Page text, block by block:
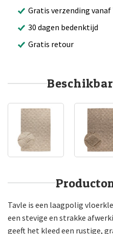
Gratis verzending vanaf
30 dagen bedenktijd
Gratis retour
Tavle is een laagpolig
een stevige en strakke
geeft het kleed een rustige,